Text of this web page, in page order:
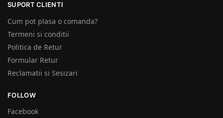
SUPORT CLIENTI
Cum pot plasa o comanda?
Termeni si conditii
Politica de Retur
Formular Retur
Reclamatii si Sesizari
FOLLOW
Facebook